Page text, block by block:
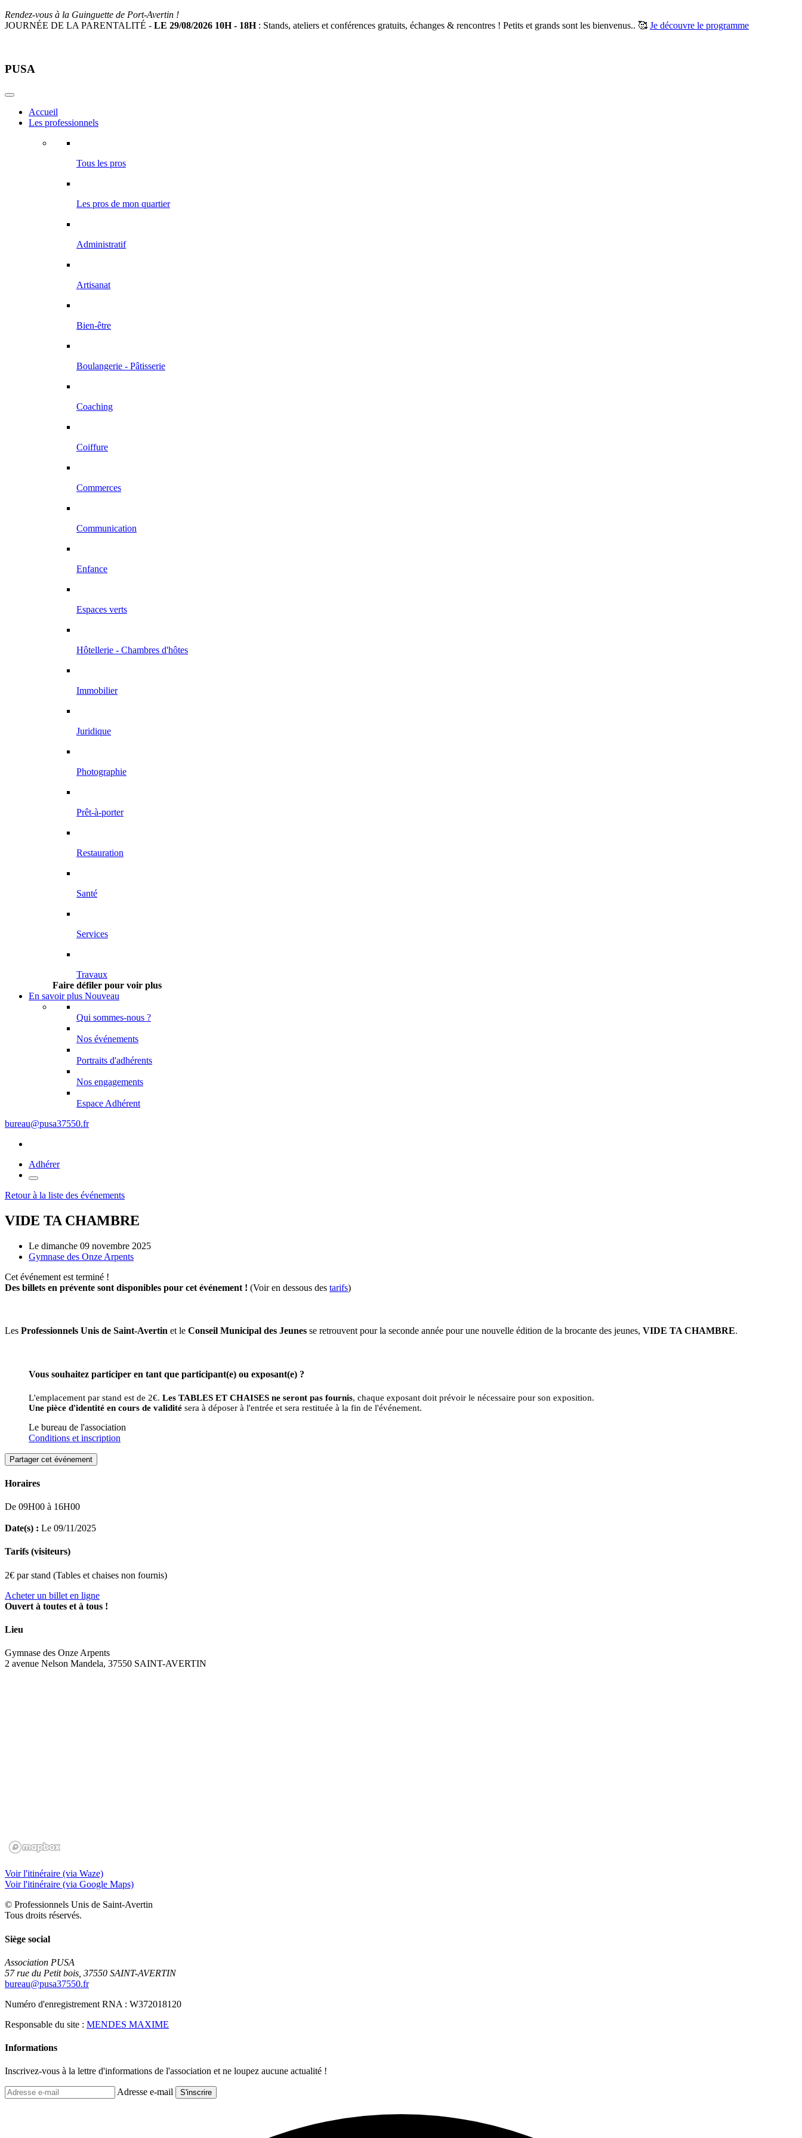
Rendez-vous à la Guinguette de Port-Avertin !
JOURNÉE DE LA PARENTALITÉ - LE 29/08/2026 10H - 18H: Stands, ateliers et conférences gratuits, échanges & rencontres ! Petits et grands sont les bienvenus.. 🥰 Je découvre le programme
PUSA
Accueil
Les professionnels
Tous les pros
Les pros de mon quartier
Administratif
Artisanat
Bien-être
Boulangerie - Pâtisserie
Coaching
Coiffure
Commerces
Communication
Enfance
Espaces verts
Hôtellerie - Chambres d'hôtes
Immobilier
Juridique
Photographie
Prêt-à-porter
Restauration
Santé
Services
Travaux
Faire défiler pour voir plus
En savoir plus Nouveau
Qui sommes-nous ?
Nos événements
Portraits d'adhérents
Nos engagements
Espace Adhérent
bureau@pusa37550.fr
Adhérer
Retour à la liste des événements
VIDE TA CHAMBRE
Le dimanche 09 novembre 2025
Gymnase des Onze Arpents
Cet événement est terminé !
Des billets en prévente sont disponibles pour cet événement ! (Voir en dessous des tarifs)
Les Professionnels Unis de Saint-Avertin et le Conseil Municipal des Jeunes se retrouvent pour la seconde année pour une nouvelle édition de la brocante des jeunes, VIDE TA CHAMBRE.
Vous souhaitez participer en tant que participant(e) ou exposant(e) ?
L'emplacement par stand est de 2€. Les TABLES ET CHAISES ne seront pas fournis, chaque exposant doit prévoir le nécessaire pour son exposition.
Une pièce d'identité en cours de validité sera à déposer à l'entrée et sera restituée à la fin de l'événement.
Le bureau de l'association
Conditions et inscription
Partager cet événement
Horaires
De 09H00 à 16H00
Date(s) : Le 09/11/2025
Tarifs (visiteurs)
2€ par stand (Tables et chaises non fournis)
Acheter un billet en ligne
Ouvert à toutes et à tous !
Lieu
Gymnase des Onze Arpents
2 avenue Nelson Mandela, 37550 SAINT-AVERTIN
Voir l'itinéraire (via Waze)
Voir l'itinéraire (via Google Maps)
© Professionnels Unis de Saint-Avertin
Tous droits réservés.
Siège social
Association PUSA
57 rue du Petit bois, 37550 SAINT-AVERTIN
bureau@pusa37550.fr
Numéro d'enregistrement RNA : W372018120
Responsable du site : MENDES MAXIME
Informations
Inscrivez-vous à la lettre d'informations de l'association et ne loupez aucune actualité !
Adresse e-mail